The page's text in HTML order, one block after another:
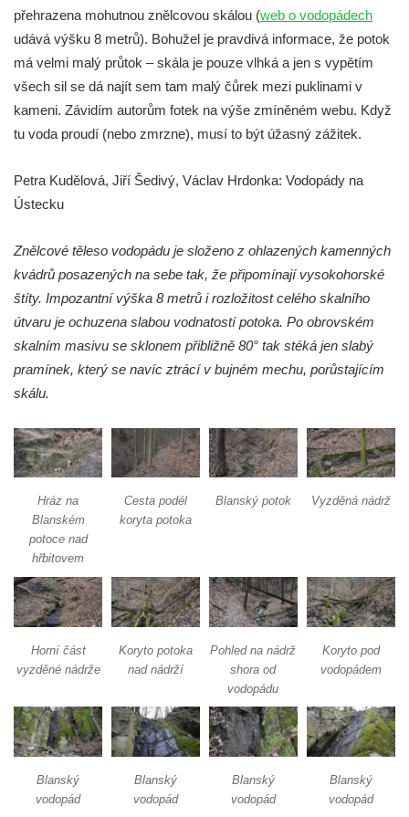
Vodopády Dubiny
Vodopád pod Čertovým mlýnem u Nového
Boru
Moravanský vodopád
Vodopád u Čertova mlýna nad Vaňovem
Vodopády Suché Kamenice
Kvítkovský vodopád
Kateřinky)
Spodní vodopád Černé Nisy (Liberec –
Kateřinky)
Mumlavský vodopád
Bobří vodopád
Hrazený vodopád na Černém Štolpichu
Vodopády na Černém Štolpichu (Skok a
Dvojitý)
Vodopády na Černém potoce
Vodopád Černého potoka
Budovský vodopád
Skleněné vodopády
Tambušské vodopády
Veleňské kaskády
Hartmanův vodopád
Pekelský vodopád
přehrazena mohutnou znělcovou skálou (web o vodopádech
udává výšku 8 metrů). Bohužel je pravdivá informace, že potok
má velmi malý průtok – skála je pouze vlhká a jen s vypětím
všech sil se dá najít sem tam malý čůrek mezi puklinami v
kameni. Závidím autorům fotek na výše zmíněném webu. Když
tu voda proudí (nebo zmrzne), musí to být úžasný zážitek.
Petra Kudělová, Jiří Šedivý, Václav Hrdonka: Vodopády na
Ústecku
Znělcové těleso vodopádu je složeno z ohlazených kamenných
kvádrů posazených na sebe tak, že připomínají vysokohorské
štíty. Impozantní výška 8 metrů i rozložitost celého skalního
útvaru je ochuzena slabou vodnatostí potoka. Po obrovském
skalním masivu se sklonem přibližně 80° tak stéká jen slabý
pramínek, který se navíc ztrácí v bujném mechu, porůstajícím
skálu.
Hráz na
Blanském
potoce nad
hřbitovem
Cesta podél
koryta potoka
Blanský potok Vyzděná nádrž
Horní část
vyzděné nádrže
Koryto potoka
nad nádrží
Pohled na nádrž
shora od
vodopádu
Koryto pod
vodopádem
Blanský
vodopád
Blanský
vodopád
Blanský
vodopád
Blanský
vodopád